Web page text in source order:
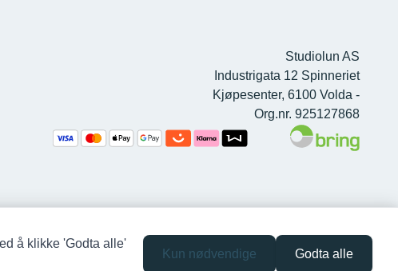
Studiolun AS
Industrigata 12 Spinneriet
Kjøpesenter, 6100 Volda -
Org.nr. 925127868
Siden driftes av
å klikke 'Godta alle'
Kun nødvendige Godta alle